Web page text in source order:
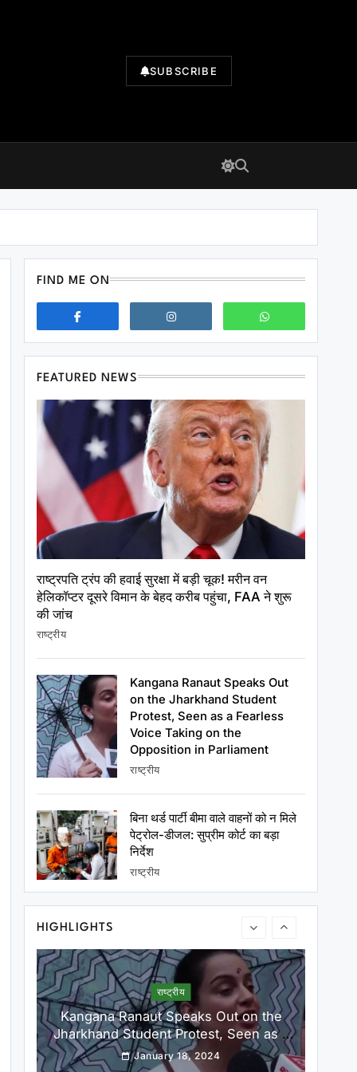
SUBSCRIBE
FIND ME ON
FEATURED NEWS
राष्ट्रपति ट्रंप की हवाई सुरक्षा में बड़ी चूक! मरीन वन
हेलिकॉप्टर दूसरे विमान के बेहद करीब पहुंचा, FAA ने शुरू
की जांच
राष्ट्रीय
Kangana Ranaut Speaks Out
on the Jharkhand Student
Protest, Seen as a Fearless
Voice Taking on the
Opposition in Parliament
राष्ट्रीय
बिना थर्ड पार्टी बीमा वाले वाहनों को न मिले
पेट्रोल-डीजल: सुप्रीम कोर्ट का बड़ा
निर्देश
राष्ट्रीय
HIGHLIGHTS
अंतर्राष्ट्रीय
No Face Seen, No Handshake…
Alleged Secret Meeting Between
Iranian President and Mojtaba
Khamenei Sparks Speculation
January 18, 2024
राष्ट्रपति ट्रंप की हवाई सुरक्षा में बड़ी चूक! मरीन वन
शुरू की जांच
January 18, 2024
राष्ट्रीय
Kangana Ranaut Speaks Out on the
Jharkhand Student Protest, Seen as a
Fearless Voice Taking on the
January 18, 2024